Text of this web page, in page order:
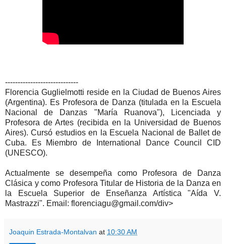
-----------------------------
Florencia Guglielmotti reside en la Ciudad de Buenos Aires
(Argentina). Es Profesora de Danza (titulada en la Escuela
Nacional de Danzas "María Ruanova"), Licenciada y
Profesora de Artes (recibida en la Universidad de Buenos
Aires). Cursó estudios en la Escuela Nacional de Ballet de
Cuba. Es Miembro de International Dance Council CID
(UNESCO).
Actualmente se desempeña como Profesora de Danza
Clásica y como Profesora Titular de Historia de la Danza en
la Escuela Superior de Enseñanza Artística "Aída V.
Mastrazzi". Email: florenciagu@gmail.com/div>
Joaquin Estrada-Montalvan at 10:30 AM